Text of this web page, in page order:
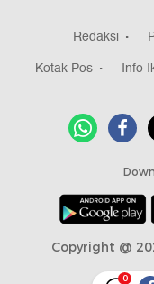
0
Redaksi
Kotak Pos
Info
Copyright @